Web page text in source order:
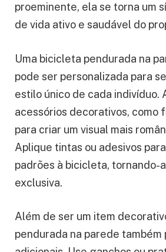
proeminente, ela se torna um
de vida ativo e saudável do
Uma bicicleta pendurada na
pode ser personalizada para
estilo único de cada indivíduo.
acessórios decorativos, como
para criar um visual mais
Aplique tintas ou adesivos
padrões à bicicleta, tornando-
exclusiva.
Além de ser um item
pendurada na parede